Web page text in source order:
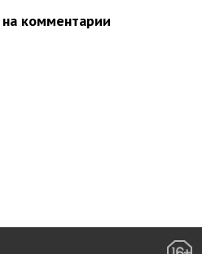
комментарии